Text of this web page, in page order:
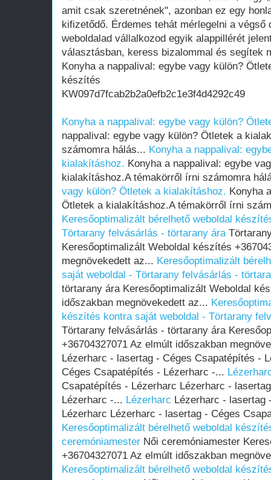
amit csak szeretnének", azonban ez egy
kifizetődő. Érdemes tehát mérlegelni a végső
weboldalad vállalkozod egyik alappillérét
választásban, keress bizalommal és segítek
Konyha a nappalival: egybe vagy külön?
készítés
KW097d7fcab2b2a0efb2c1e3f4d4292c49
Konyha a nappalival: egybe vagy külön?
nappalival: egybe vagy külön? Ötletek a
számomra hálás... Konyha a nappalival:
kialakításhoz. Konyha a nappalival: egybe
kialakításhoz.A témakörről írni számomra
vagy külön? Ötletek a kialakításhoz. Konyha
Ötletek a kialakításhoz.A témakörről írni
Keresőoptimalizált bérelhető weboldal
Törtarany felvásárlás - törtarany ára
Keresőoptimalizált Weboldal készítés
megnövekedett az... Keresőoptimalizált
saját weboldal - Törtarany felvásárlás -
törtarany ára Keresőoptimalizált Weboldal
időszakban megnövekedett az...
készítés kontra saját weboldal - Törtarany
Törtarany felvásárlás - törtarany ára
+36704327071 Az elmúlt időszakban
Lézerharc - lasertag - Céges Csapatépítés -
Céges Csapatépítés - Lézerharc -...
Csapatépítés - Lézerharc Lézerharc -
Lézerharc -... Lézerharc Lézerharc - lasertag
Lézerharc Lézerharc - lasertag - Céges
Keresőoptimalizált bérelhető weboldal
ceremóniamester Női ceremóniamester
+36704327071 Az elmúlt időszakban
Keresőoptimalizált bérelhető weboldal